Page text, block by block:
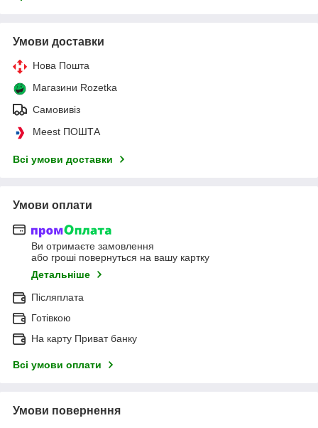
Умови доставки
Нова Пошта
Магазини Rozetka
Самовивіз
Meest ПОШТА
Всі умови доставки
Умови оплати
Ви отримаєте замовлення
або гроші повернуться на вашу картку
Детальніше
Післяплата
Готівкою
На карту Приват банку
Всі умови оплати
Умови повернення